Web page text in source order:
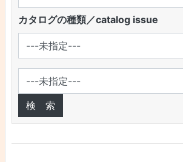
カタログの種類／catalog issue